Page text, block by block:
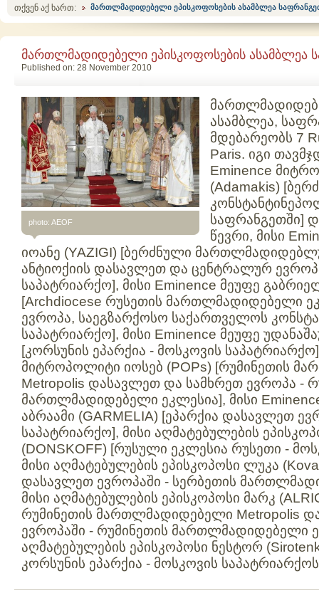
თქვენ აქ ხართ: მართლმადიდებელი ეპისკოფოსების ასამბლეა
მართლმადიდებელი ეპისკოფოსების ასამბლეა
Published on: 28 November 2010
photo: AEOF
ასამბლეა,
მდებარეობს 7
Paris. იგი
Eminence
(Adamakis) [
საფრანგეთში]
წევრი, მისი
იოანე (YAZIGI) [ბერძნული
ანტიოქიის დასავლეთ და ცენტრალურ
საპატრიარქო], მისი Eminence მეუფე
[Archdiocese რუსეთის მართლმადიდებელი
ევროპა, საეგზარქოსო საქართველოს
საპატრიარქო], მისი Eminence მეუფე
[კორსუნის ეპარქია - მოსკოვის საპატრიარქო
მიტროპოლიტი იოსებ (POPs) [რუმინეთის
Metropolis დასავლეთ და სამხრეთ ევროპა -
მართლმადიდებელი ეკლესია], მისი
აბრაამი (GARMELIA) [ეპარქია დასავლეთ
საპატრიარქო], მისი აღმატებულების
(DONSKOFF) [რუსული ეკლესია რუსეთი -
მისი აღმატებულების ეპისკოპოსი ლუკა
დასავლეთ ევროპაში - სერბეთის
მისი აღმატებულების ეპისკოპოსი მარკ
რუმინეთის მართლმადიდებელი Metropolis
ევროპაში - რუმინეთის მართლმადიდებელი
აღმატებულების ეპისკოპოსი ნესტორ
კორსუნის ეპარქია - მოსკოვის საპატრიარქოს